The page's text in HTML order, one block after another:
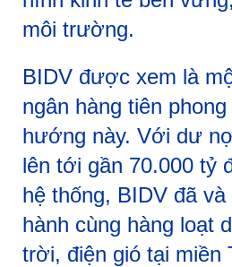
môi trường.
BIDV được xem là
ngân hàng tiên
hướng này. Với dư
lên tới gần 70.000 tỷ
hệ thống, BIDV đã và
hành cùng hàng loạt
trời, điện gió tại miền